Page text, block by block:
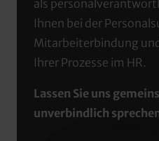
als
Ihnen bei der
Mitarbeiterbindung
Ihrer Prozesse im HR.
Lassen Sie uns
unverbindlich